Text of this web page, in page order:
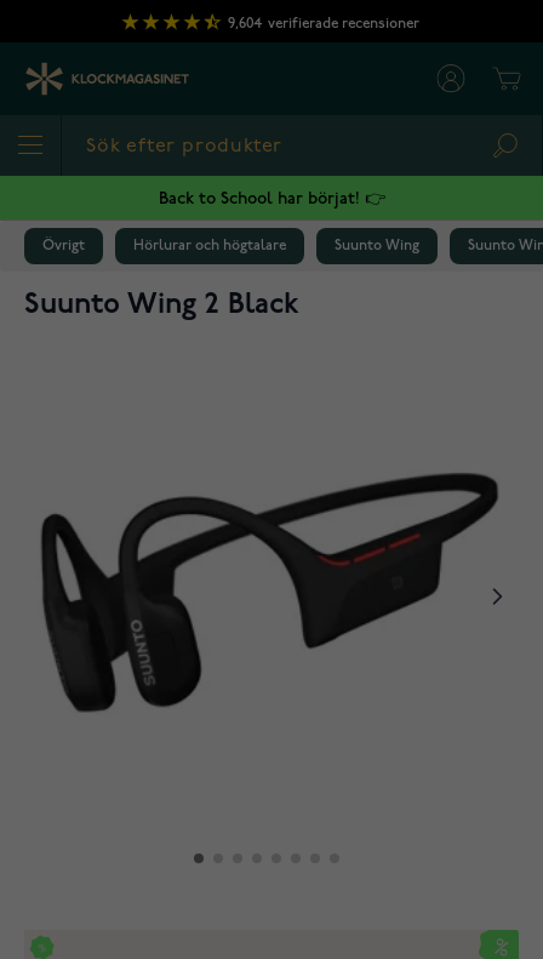
Hoppa till innehållet
9,604 verifierade recensioner
Back to School har börjat! 👉
Övrigt Hörlurar och högtalare Suunto Wing Suunto
Suunto Wing 2 Black